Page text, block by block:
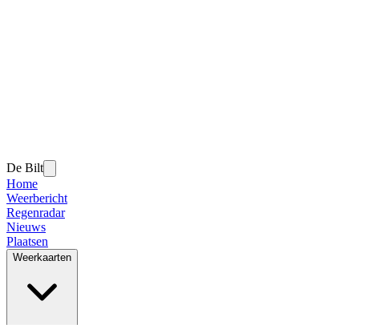
De Bilt
Home
Weerbericht
Regenradar
Nieuws
Plaatsen
Weerkaarten